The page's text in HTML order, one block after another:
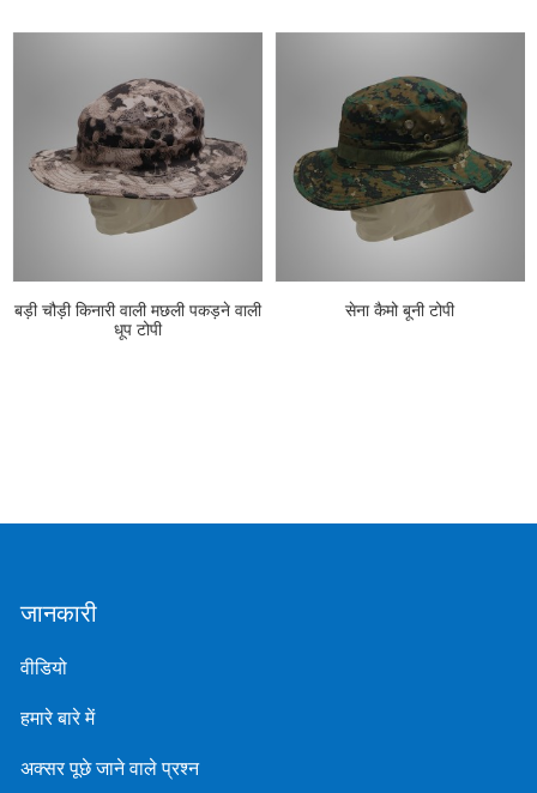
बड़ी चौड़ी किनारी वाली मछली पकड़ने वाली
धूप टोपी
सेना कैमो बूनी टोपी
जानकारी
वीडियो
हमारे बारे में
अक्सर पूछे जाने वाले प्रश्न